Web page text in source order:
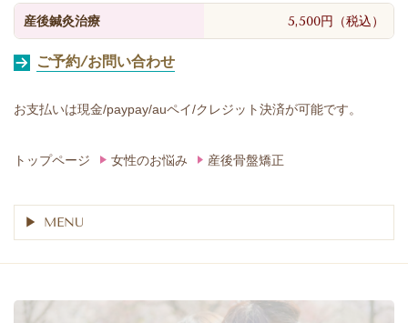
産後鍼灸治療 5,500円（税込）
ご予約/お問い合わせ
お支払いは現金/paypay/auペイ/クレジット決済が可能です。
トップページ 女性のお悩み 産後骨盤矯正
MENU